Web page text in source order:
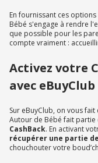
En fournissant ces
Bébé s'engage à rendre
que possible pour les
compte vraiment :
Activez votre
avec eBuyClub
Sur eBuyClub, on vous
Autour de Bébé fait partie
CashBack. En activant
récupérer une partie
chouchouter votre